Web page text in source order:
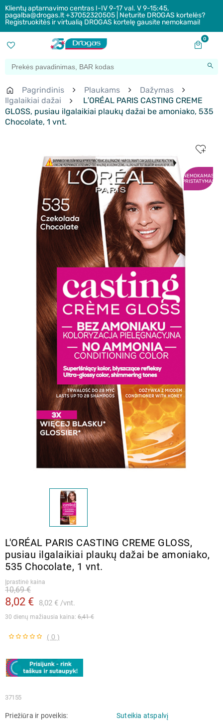
Klientų aptarnavimo centras I-IV 9-17 val. V 9-15:45,
pagalba@drogas.lt +37052320505 | Neturite DROGAS kortelės?
Registruokitės ir virtualią DROGAS kortelę gausite nemokamai!
0
Pagrindinis Plaukams
Dažymas
Ilgalaikiai dažai
L′ORÉAL PARIS CASTING CREME
GLOSS, pusiau ilgalaikiai plaukų dažai be amoniako, 535
Chocolate, 1 vnt.
NEMOKAMAS
PRISTATYMAS
L′ORÉAL PARIS CASTING CREME GLOSS,
pusiau ilgalaikiai plaukų dažai be amoniako,
535 Chocolate, 1 vnt.
Įprastinė kaina
8,02 € 8,02 € vnt.
10,69 €
30 dienų mažiausia kaina: 6,41 €
( 0 )
37155
Priežiūra ir poveikis Suteikia atspalvį